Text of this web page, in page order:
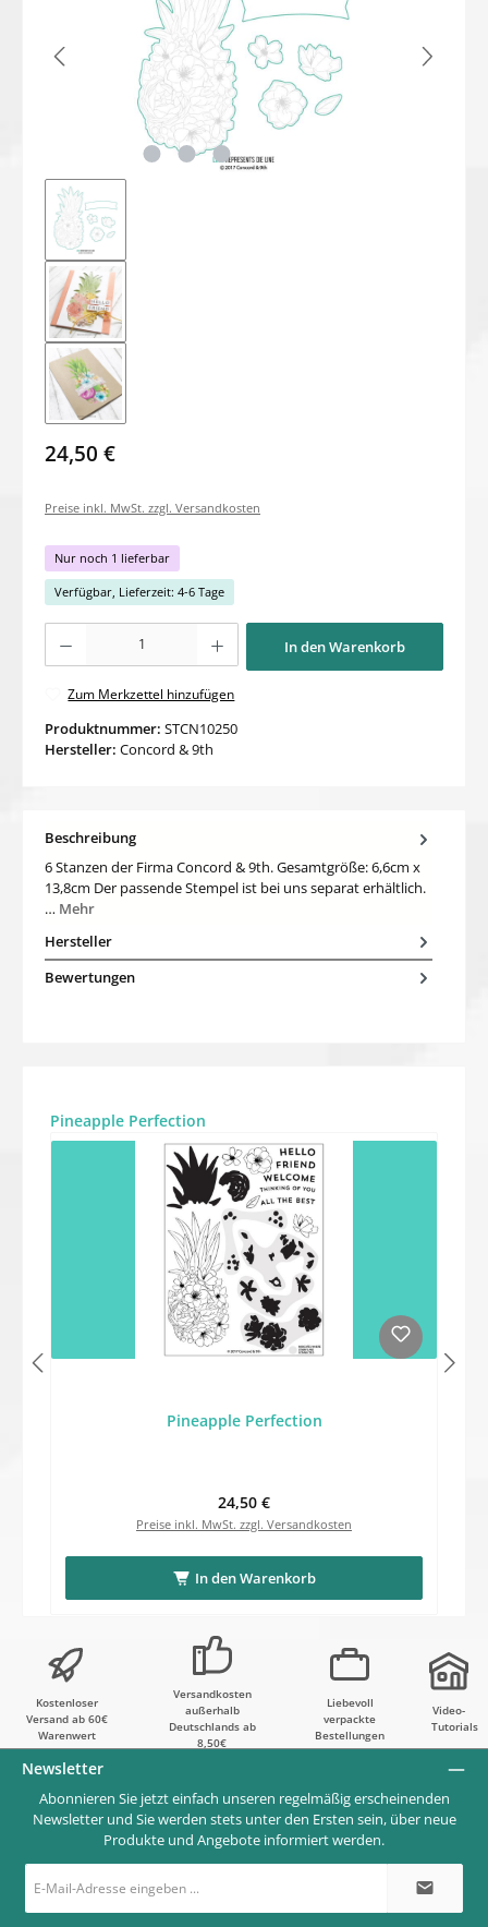
24,50 €
Preise inkl. MwSt. zzgl. Versandkosten
Nur noch 1 lieferbar
Verfügbar, Lieferzeit: 4-6 Tage
Produkt Anzahl: Gib den gewünschten Wert ein oder benutze die Schaltflächen um
In den Warenkorb
Zum Merkzettel hinzufügen
Produktnummer: STCN10250
Hersteller: Concord & 9th
Beschreibung
6 Stanzen der Firma Concord & 9th. Gesamtgröße: 6,6cm x
13,8cm Der passende Stempel ist bei uns separat erhältlich.
… Mehr
Hersteller
Bewertungen
Produktgalerie überspringen
Pineapple Perfection
Pineapple Perfection
Regulärer Preis:
24,50 €
Preise inkl. MwSt. zzgl. Versandkosten
In den Warenkorb
Kostenloser
Versand ab 60€
Warenwert
Versandkosten
außerhalb
Deutschlands ab
8,50€
Liebevoll
verpackte
Bestellungen
Video-
Tutorials
Newsletter
Abonnieren Sie jetzt einfach unseren regelmäßig erscheinenden
Newsletter und Sie werden stets unter den Ersten sein, über neue
Produkte und Angebote informiert werden.
Mail-
*